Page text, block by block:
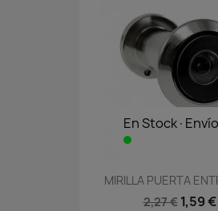
En
MIRILLA PUERTA
2,27 € 1,59 €